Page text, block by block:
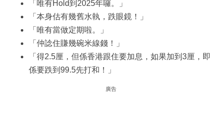
「唯有Hold到2025年囉。」
「本身估有幾舊水執，跌眼鏡！」
「唯有當做定期啦。」
「仲諗住賺幾碗米線錢！」
「得2.5厘，但係香港跟住要加息，如果加到3厘，即
係要跌到99.5先打和！」
廣告